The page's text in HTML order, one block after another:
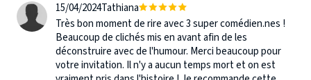
15/04/2024Tathiana
Très bon moment de rire avec 3 super comédien.nes !
Beaucoup de clichés mis en avant afin de les
déconstruire avec de l'humour. Merci beaucoup pour
votre invitation. Il n'y a aucun temps mort et on est